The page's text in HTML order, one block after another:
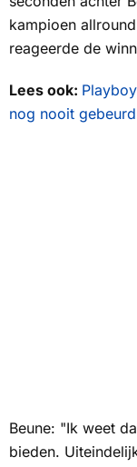
kampioen
reageerde de
Lees ook:
nog nooit
Beune: "Ik weet
bieden.